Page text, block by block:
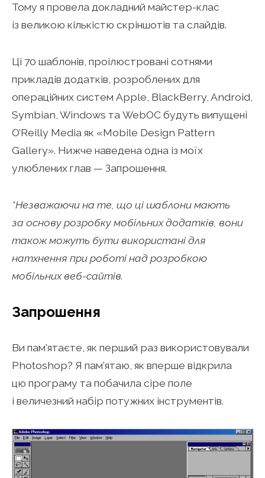
Тому я провела докладний майстер-клас
із великою кількістю скріншотів та слайдів.
Ці 70 шаблонів, проілюстровані сотнями
прикладів додатків, розроблених для
операційних систем Apple, BlackBerry, Android,
Symbian, Windows та WebОС будуть випущені
O’Reilly Media як «Mobile Design Pattern
Gallery». Нижче наведена одна із моїх
улюблених глав — Запрошення.
*Незважаючи на те, що ці шаблони мають
за основу розробку мобільних додатків, вони
також можуть бути використані для
натхнення при роботі над розробкою
мобільних веб-сайтів.
Запрошення
Ви пам’ятаєте, як перший раз використовували
Photoshop? Я пам’ятаю, як вперше відкрила
цю програму та побачила сіре поле
і величезний набір потужних інструментів.